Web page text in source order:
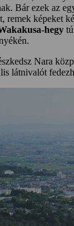
Bár ezek az
remek képeket
hegy
Nara
látnivalót